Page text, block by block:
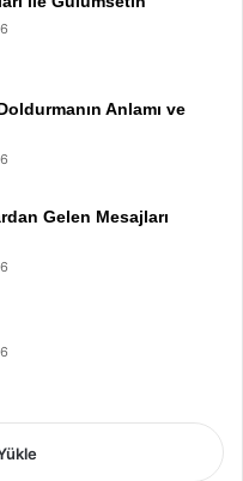
Anlamı ve
Gelen Mesajları